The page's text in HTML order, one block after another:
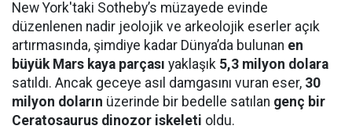
New York'taki Sotheby’s müzayede evinde
düzenlenen nadir jeolojik ve arkeolojik eserler açık
artırmasında, şimdiye kadar Dünya’da bulunan en
büyük Mars kaya parçası yaklaşık 5,3 milyon dolara
satıldı. Ancak geceye asıl damgasını vuran eser, 30
milyon doların üzerinde bir bedelle satılan genç bir
Ceratosaurus dinozor iskeleti oldu.